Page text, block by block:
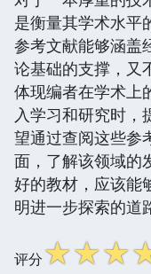
是衡量其学术水平
参考文献能够涵盖
论基础的支撑，又
体现编者在学术上
入学习和研究时，
望通过查阅这些参
面，了解该领域的
好的教材，应该能
明进一步探索的道
评分☆☆☆